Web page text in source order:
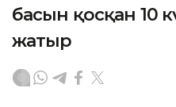
басын қосқан 10
жатыр